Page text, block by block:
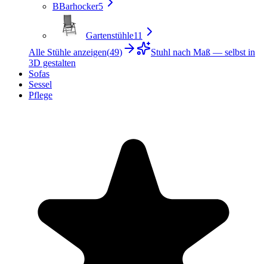
BBarhocker5
Gartenstühle11
Alle Stühle anzeigen(49)
Stuhl nach Maß — selbst in
3D gestalten
Sofas
Sessel
Pflege